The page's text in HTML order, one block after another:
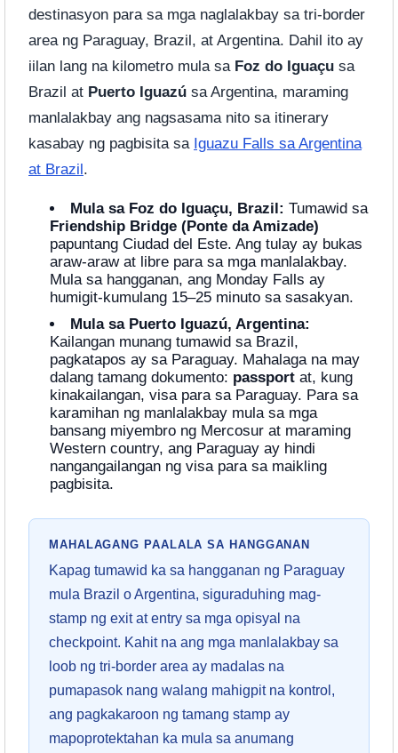
destinasyon para sa mga naglalakbay sa tri-border
area ng Paraguay, Brazil, at Argentina. Dahil ito ay
iilan lang na kilometro mula sa Foz do Iguaçu sa
Brazil at Puerto Iguazú sa Argentina, maraming
manlalakbay ang nagsasama nito sa itinerary
kasabay ng pagbisita sa Iguazu Falls sa Argentina
at Brazil.
Mula sa Foz do Iguaçu, Brazil: Tumawid sa
Friendship Bridge (Ponte da Amizade)
papuntang Ciudad del Este. Ang tulay ay bukas
araw-araw at libre para sa mga manlalakbay.
Mula sa hangganan, ang Monday Falls ay
humigit-kumulang 15–25 minuto sa sasakyan.
Mula sa Puerto Iguazú, Argentina:
Kailangan munang tumawid sa Brazil,
pagkatapos ay sa Paraguay. Mahalaga na may
dalang tamang dokumento: passport at, kung
kinakailangan, visa para sa Paraguay. Para sa
karamihan ng manlalakbay mula sa mga
bansang miyembro ng Mercosur at maraming
Western country, ang Paraguay ay hindi
nangangailangan ng visa para sa maikling
pagbisita.
MAHALAGANG PAALALA SA HANGGANAN
Kapag tumawid ka sa hangganan ng Paraguay
mula Brazil o Argentina, siguraduhing mag-
stamp ng exit at entry sa mga opisyal na
checkpoint. Kahit na ang mga manlalakbay sa
loob ng tri-border area ay madalas na
pumapasok nang walang mahigpit na kontrol,
ang pagkakaroon ng tamang stamp ay
mapoprotektahan ka mula sa anumang